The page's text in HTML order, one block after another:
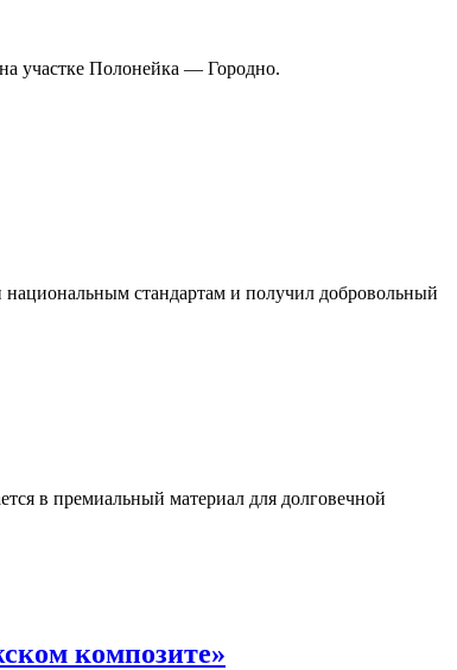
участке Полонейка — Городно.
стандартам и получил добровольный
в премиальный материал для долговечной
композите»